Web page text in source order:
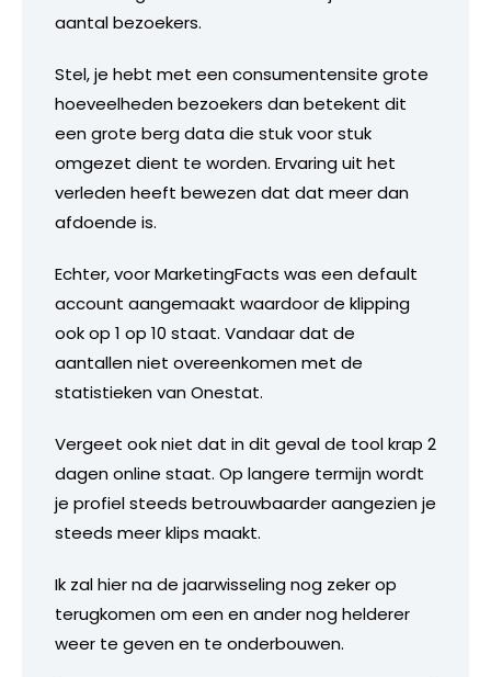
aantal bezoekers.
Stel, je hebt met een consumentensite grote
hoeveelheden bezoekers dan betekent dit
een grote berg data die stuk voor stuk
omgezet dient te worden. Ervaring uit het
verleden heeft bewezen dat dat meer dan
afdoende is.
Echter, voor MarketingFacts was een default
account aangemaakt waardoor de klipping
ook op 1 op 10 staat. Vandaar dat de
aantallen niet overeenkomen met de
statistieken van Onestat.
Vergeet ook niet dat in dit geval de tool krap 2
dagen online staat. Op langere termijn wordt
je profiel steeds betrouwbaarder aangezien je
steeds meer klips maakt.
Ik zal hier na de jaarwisseling nog zeker op
terugkomen om een en ander nog helderer
weer te geven en te onderbouwen.